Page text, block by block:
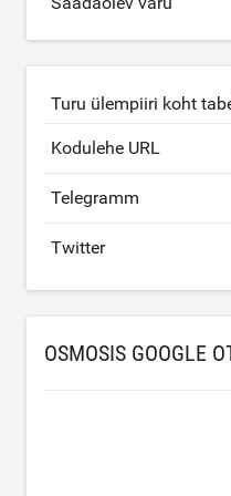
Turu ülempiiri koht
Kodulehe URL
Telegramm
Twitter
OSMOSIS GOOGLE